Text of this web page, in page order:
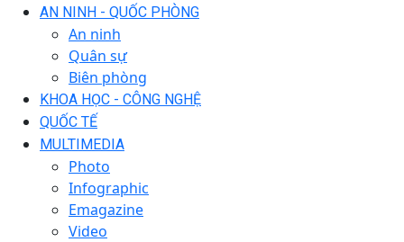
AN NINH - QUỐC PHÒNG
An ninh
Quân sự
Biên phòng
KHOA HỌC - CÔNG NGHỆ
QUỐC TẾ
MULTIMEDIA
Photo
Infographic
Emagazine
Video